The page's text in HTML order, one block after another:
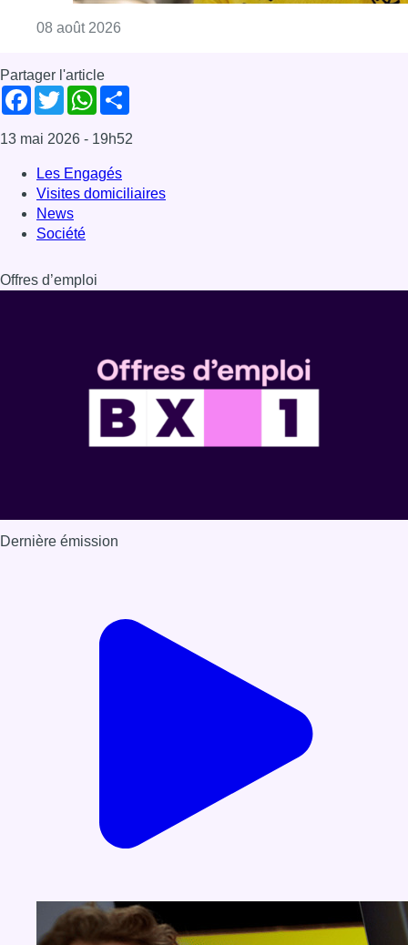
08 août 2026
Partager l'article
Facebook
TwitterWhatsApp
13 mai 2026 - 19h52
Les Engagés
Visites domiciliaires
News
Société
Offres d’emploi
Dernière émission